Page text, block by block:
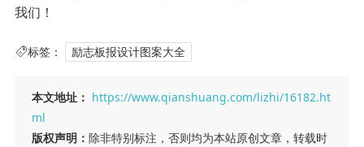
我们！
标签： 励志板报设计图案大全
本文地址： https://www.qianshuang.com/lizhi/16182.ht
ml
版权声明： 除非特别标注，否则均为本站原创文章，转载时